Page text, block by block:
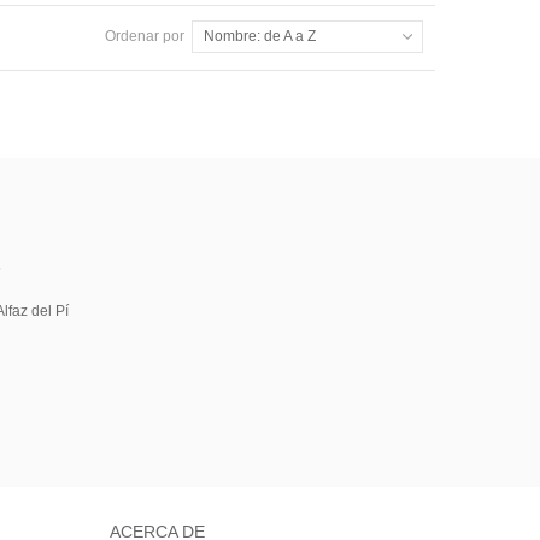
Ordenar por Nombre: de A a Z
del Pí
ACERCA DE